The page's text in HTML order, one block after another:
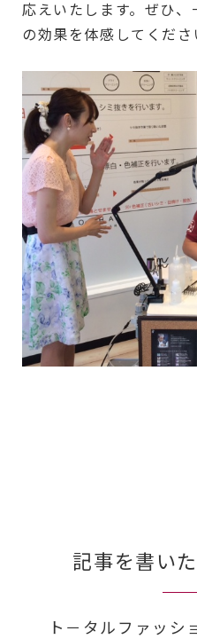
応えいたします。ぜひ
の効果を体感してくださ
記事を書い
ト－タルファッシ